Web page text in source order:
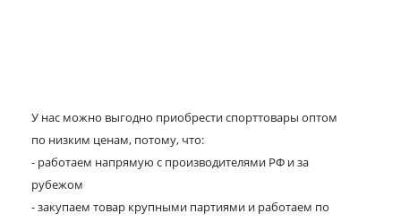
У нас можно выгодно приобрести спорттовары оптом
по низким ценам, потому, что:
- работаем напрямую с производителями РФ и за
рубежом
- закупаем товар крупными партиями и работаем по